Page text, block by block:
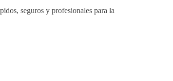
seguros y profesionales para la